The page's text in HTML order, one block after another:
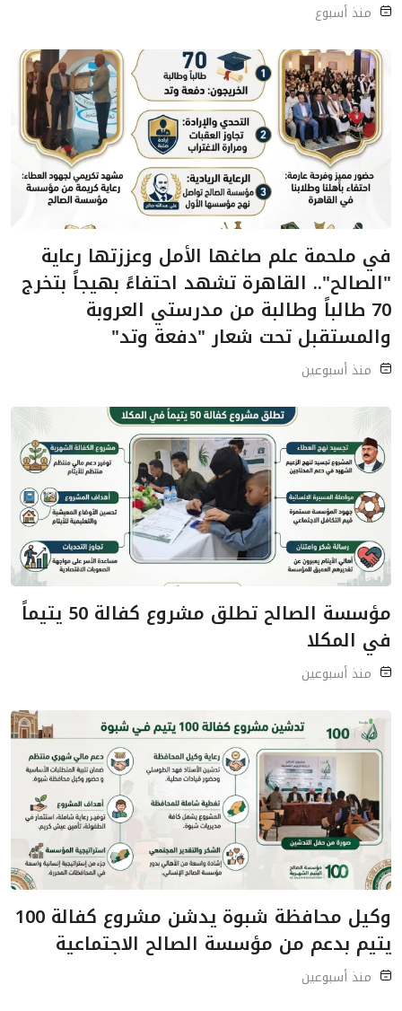
منذ أسبوع
في ملحمة علم صاغها الأمل وعززتها رعاية
"الصالح".. القاهرة تشهد احتفاءً بهيجاً بتخرج
70 طالباً وطالبة من مدرستي العروبة
والمستقبل تحت شعار "دفعة وتد"
منذ أسبوعين
مؤسسة الصالح تطلق مشروع كفالة 50 يتيماً
في المكلا
منذ أسبوعين
وكيل محافظة شبوة يدشن مشروع كفالة 100
يتيم بدعم من مؤسسة الصالح الاجتماعية
منذ أسبوعين